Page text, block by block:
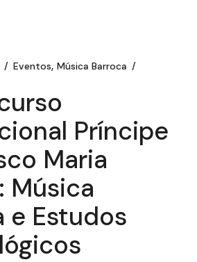
Eventos Música Barroca
Príncipe
Maria
Música
e Estudos